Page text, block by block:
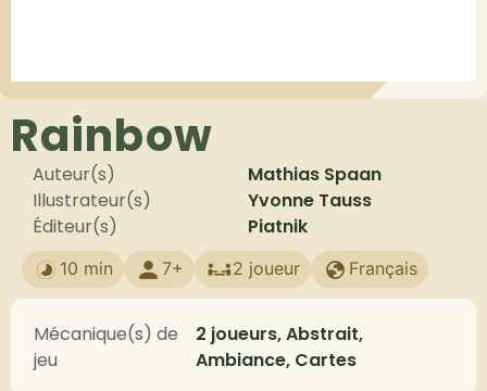
Rainbow
Auteur(s)
Mathias Spaan
Illustrateur(s)
Yvonne Tauss
Éditeur(s)
Piatnik
10 min 7+ 2 joueur Français
Mécanique(s) de
jeu
2 joueurs, Abstrait,
Ambiance, Cartes